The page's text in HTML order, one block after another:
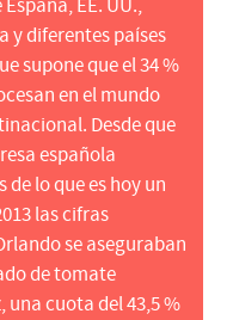
EE. UU.,
y diferentes países
supone que el 34 %
en el mundo
Desde que
española
de lo que es hoy un
las cifras
se aseguraban
de tomate
una cuota del 43,5 %